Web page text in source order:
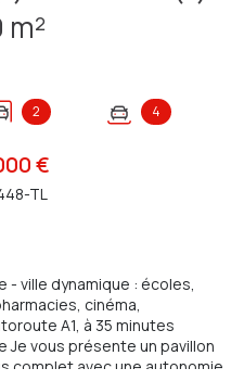
160 m²
2 4
€
TL
- ville dynamique : écoles,
cinéma,
A1, à 35 minutes
Je vous présente un pavillon
complet avec une autonomie